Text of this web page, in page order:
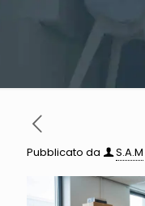
Pubblicato da S.A.M